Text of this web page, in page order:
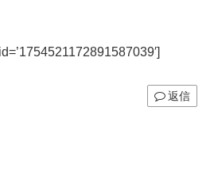
返信